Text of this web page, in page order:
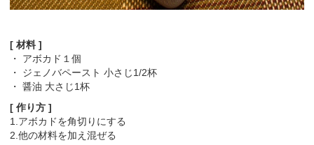
[ 材料 ]
・ アボカド１個
・ ジェノバペースト 小さじ1/2杯
・ 醤油 大さじ1杯
[ 作り方 ]
1.アボカドを角切りにする
2.他の材料を加え混ぜる